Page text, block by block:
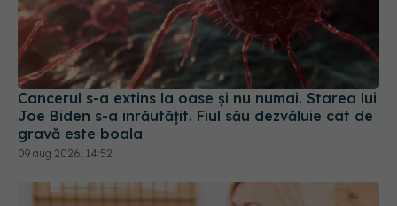
Cancerul s-a extins la oase și nu numai. Starea lui
Joe Biden s-a înrăutățit. Fiul său dezvăluie cât de
gravă este boala
09 aug 2026, 14:52